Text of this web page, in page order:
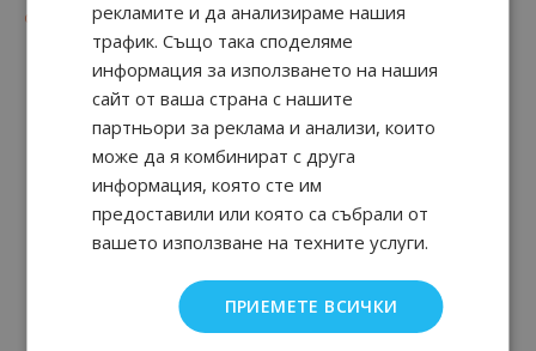
от 29€ / 29.90лв. 15.29€ / 29.90
Twice Nero For Him Since 1974 For Him
рекламите и да анализираме нашия
трафик. Също така споделяме
информация за използването на нашия
сайт от ваша страна с нашите
партньори за реклама и анализи, които
може да я комбинират с друга
информация, която сте им
предоставили или която са събрали от
вашето използване на техните услуги.
ПРИЕМЕТЕ ВСИЧКИ